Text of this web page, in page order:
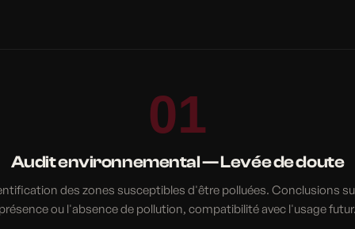
01
Audit environnemental — Levée de doute
des zones susceptibles d'être polluées. Conclusions
ou l'absence de pollution, compatibilité avec l'usage